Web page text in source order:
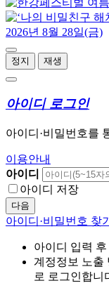
정지 재생
아이디 로그인
아이디·비밀번호를
이용안내
아이디
아이디 저장
다음
아이디·비밀번호 찾기
아이디 입력 후
계정정보 노출
로 로그인합니